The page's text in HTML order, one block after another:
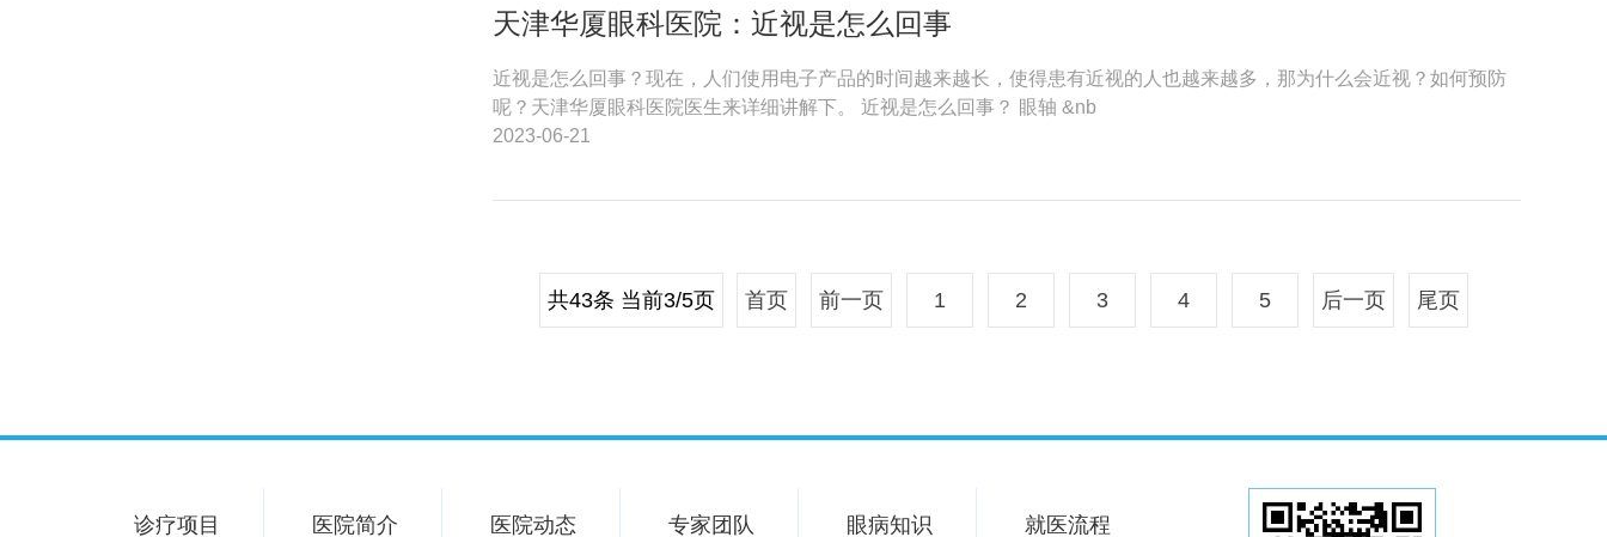
天津华厦眼科医院：近视是怎么回事
近视是怎么回事？现在，人们使用电子产品的时间越来越长，使得患有近视的人也越来越多，那为什么会近视？如何预防
呢？天津华厦眼科医院医生来详细讲解下。 近视是怎么回事？ 眼轴 &nb
2023-06-21
共43条 当前3/5页 首页 前一页 1 2 3 4 5 后一页 尾页
诊疗项目 医院简介 医院动态 专家团队 眼病知识 就医流程